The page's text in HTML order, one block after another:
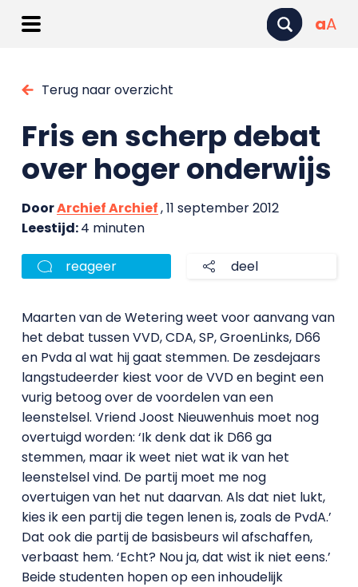
aA
Terug naar overzicht
Fris en scherp debat
over hoger onderwijs
DoorArchief Archief, 11 september 2012
Leestijd:4 minuten
reageer deel
Maarten van de Wetering weet voor aanvang van
het debat tussen VVD, CDA, SP, GroenLinks, D66
en Pvda al wat hij gaat stemmen. De zesdejaars
langstudeerder kiest voor de VVD en begint een
vurig betoog over de voordelen van een
leenstelsel. Vriend Joost Nieuwenhuis moet nog
overtuigd worden: ‘Ik denk dat ik D66 ga
stemmen, maar ik weet niet wat ik van het
leenstelsel vind. De partij moet me nog
overtuigen van het nut daarvan. Als dat niet lukt,
kies ik een partij die tegen lenen is, zoals de PvdA.’
Dat ook die partij de basisbeurs wil afschaffen,
verbaast hem. ‘Echt? Nou ja, dat wist ik niet eens.’
Beide studenten hopen op een inhoudelijk